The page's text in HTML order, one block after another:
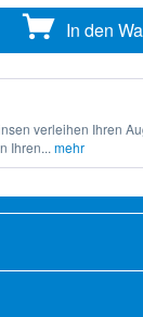
In den
verleihen Ihren
Ihren... mehr